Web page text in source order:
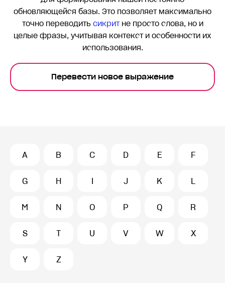
обновляющейся базы. Это позволяет максимально
точно переводить сикритне просто слова, но и
целые фразы, учитывая контекст и особенности их
использования.
Перевести новое выражение
A B C D E F
G H I J K L
M N O P Q R
S T U V W X
Y Z